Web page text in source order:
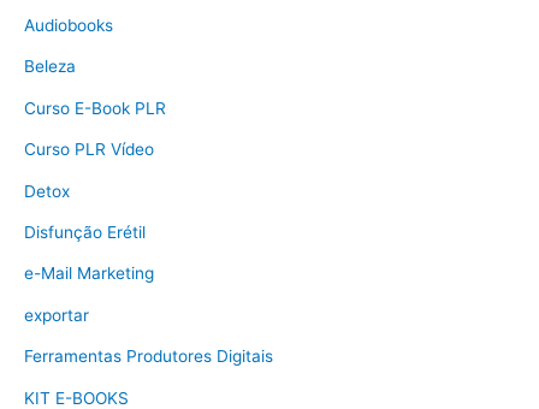
Audiobooks
Beleza
Curso E-Book PLR
Curso PLR Vídeo
Detox
Disfunção Erétil
e-Mail Marketing
exportar
Ferramentas Produtores Digitais
KIT E-BOOKS